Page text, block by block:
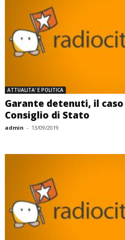
ATTUALITA' E POLITICA
Garante detenuti, il caso
Consiglio di Stato
admin - 13/09/2019